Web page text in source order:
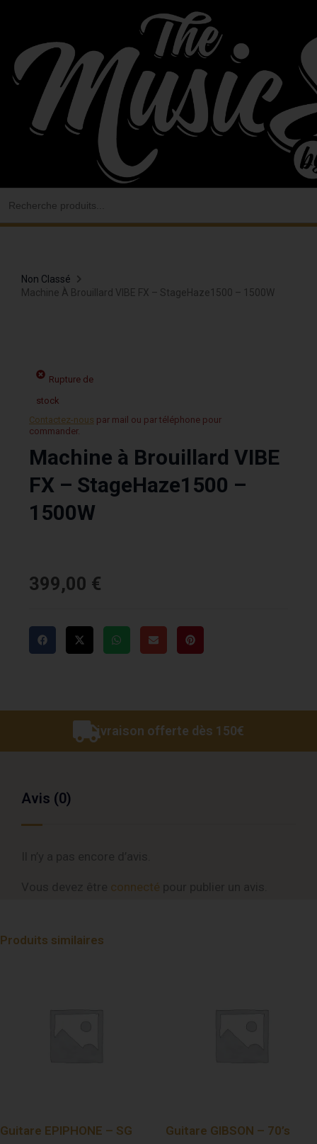
contenu
Non Classé
Machine À Brouillard VIBE FX – StageHaze1500 – 1500W
Rupture de
stock
Contactez-nous par mail ou par téléphone pour
commander.
Machine à Brouillard VIBE
FX – StageHaze1500 –
1500W
399,00 €
Livraison offerte dès 150€
Avis (0)
connecté
Produits similaires
Guitare EPIPHONE – SG
Guitare GIBSON – 70’s